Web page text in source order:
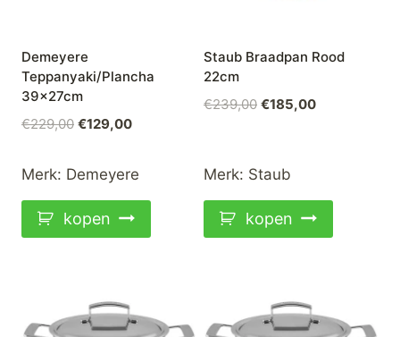
Demeyere
Teppanyaki/Plancha
39x27cm
€229,00 Oorspronkelijke
€229,00.
€129,00Huidige
Merk: Demeyere
kopen
Staub Braadpan Rood
22cm
€239,00 Oorspronkelijke
€239,00.
€185,00Huidige
Merk: Staub
kopen